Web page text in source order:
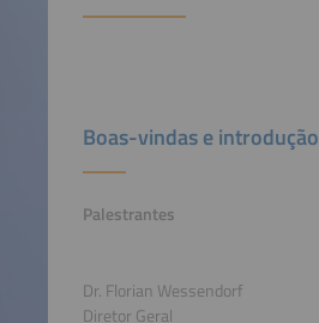
Boas-vindas e introdução
Palestrantes
Dr. Florian Wessendorf
Diretor Geral